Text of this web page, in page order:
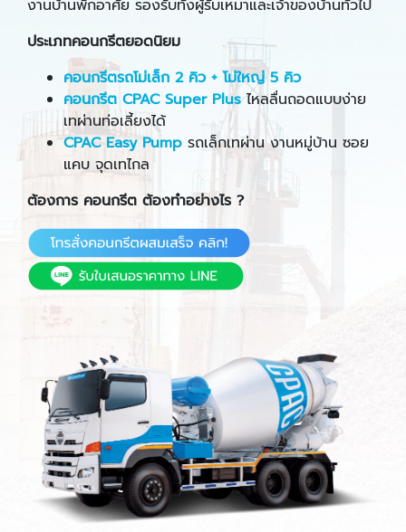
งานบ้านพักอาศัย รองรับทั้งผู้รับเหมาและเจ้าของบ้านทั่วไป
ประเภทคอนกรีตยอดนิยม
คอนกรีตรถโม่เล็ก 2 คิว + โม่ใหญ่ 5 คิว
คอนกรีต CPAC Super Plus ไหลลื่นถอดแบบง่าย
เทผ่านท่อเลี้ยงได้
CPAC Easy Pump รถเล็กเทผ่าน งานหมู่บ้าน ซอย
แคบ จุดเทไกล
ต้องการ คอนกรีต ต้องทำอย่างไร ?